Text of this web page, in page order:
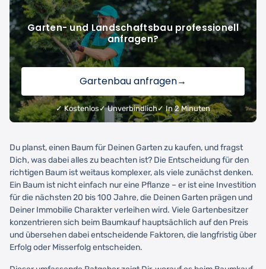
Garten- und Landschaftsbau professionell
anfragen?
Gartenbau anfragen→
✓ Kostenlos ✓ Unverbindlich✓ In 2 Minuten
Du planst, einen Baum für Deinen Garten zu kaufen, und fragst
Dich, was dabei alles zu beachten ist? Die Entscheidung für den
richtigen Baum ist weitaus komplexer, als viele zunächst denken.
Ein Baum ist nicht einfach nur eine Pflanze – er ist eine Investition
für die nächsten 20 bis 100 Jahre, die Deinen Garten prägen und
Deiner Immobilie Charakter verleihen wird. Viele Gartenbesitzer
konzentrieren sich beim Baumkauf hauptsächlich auf den Preis
und übersehen dabei entscheidende Faktoren, die langfristig über
Erfolg oder Misserfolg entscheiden.